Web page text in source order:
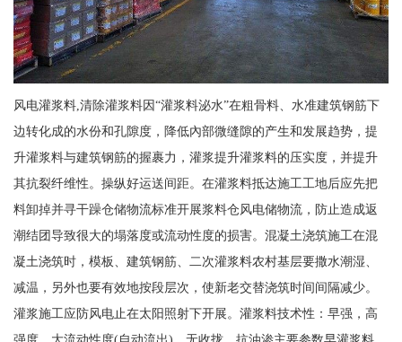
风电灌浆料,清除灌浆料因“灌浆料泌水”在粗骨料、水准建筑钢筋下
边转化成的水份和孔隙度，降低內部微缝隙的产生和发展趋势，提
升灌浆料与建筑钢筋的握裹力，灌浆提升灌浆料的压实度，并提升
其抗裂纤维性。操纵好运送间距。在灌浆料抵达施工工地后应先把
料卸掉并寻干躁仓储物流标准开展浆料仓风电储物流，防止造成返
潮结团导致很大的塌落度或流动性度的损害。混凝土浇筑施工在混
凝土浇筑时，模板、建筑钢筋、二次灌浆料农村基层要撒水潮湿、
减温，另外也要有效地按段层次，使新老交替浇筑时间间隔减少。
灌浆施工应防风电止在太阳照射下开展。灌浆料技术性：早强，高
强度，大流动性度(自动流出)，无收拢，抗油渗主要参数早灌浆料